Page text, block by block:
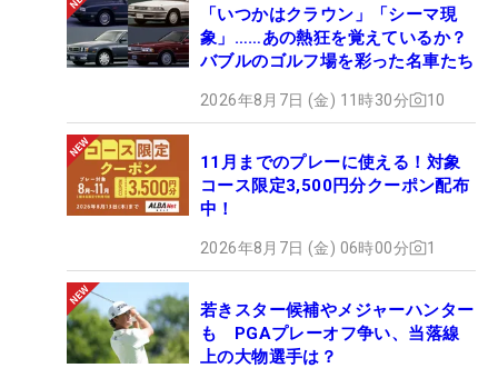
「いつかはクラウン」「シーマ現
象」……あの熱狂を覚えているか？
バブルのゴルフ場を彩った名車たち
2026年8月7日 (金) 11時30分 10
11月までのプレーに使える！対象
コース限定3,500円分クーポン配布
中！
2026年8月7日 (金) 06時00分 1
若きスター候補やメジャーハンター
も PGAプレーオフ争い、当落線
上の大物選手は？